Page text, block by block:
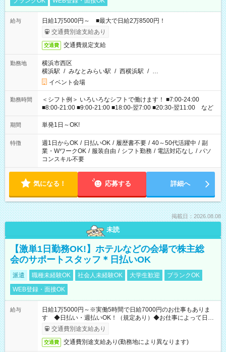
給与
日給1万5000円～ ■最大で日給2万8500円！
交通費別途支給あり
交通費 交通費規定支給
勤務地
横浜市西区
横浜駅 / みなとみらい駅 / 西横浜駅 / …
イベント会場
勤務時間
＜シフト例＞ いろいろなシフトで働けます！ ■7:00-24:00
■8:00-21:00 ■9:00-21:00 ■18:00-翌7:00 ■20:30-翌11:00 など
期間 単発1日～OK!
特徴 週1日からOK / 日払いOK / 履歴書不要 / 40～50代活躍中 / 副
業・WワークOK / 服装自由 / シフト勤務 / 電話対応なし / パソ
コンスキル不要
気になる！ 応募する 詳細へ
掲載日：2026.08.08
未読
【激単1日勤務OK!】ホテルなどの会場で株主総
会のサポートスタッフ＊日払いOK
派遣 職種未経験OK 社会人未経験OK 大学生歓迎
ブランクOK
WEB登録・面接OK
給与
日給1万5000円～※実働5時間で日給7000円のお仕事もありま
す ◆日払い・週払いOK！（規定あり）◆お仕事によって日給
も異なります
交通費別途支給あり
交通費 交通費別途支給あり(勤務地により異なります)